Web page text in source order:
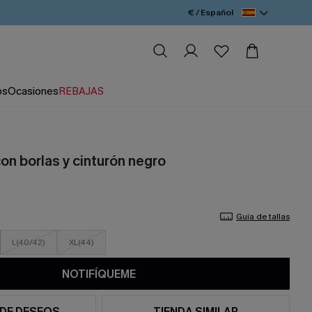
€ / Español
OcasionesREBAJAS
borlas y cinturón negro
Guía de tallas
L(40/42) XL(44)
NOTIFÍQUEME